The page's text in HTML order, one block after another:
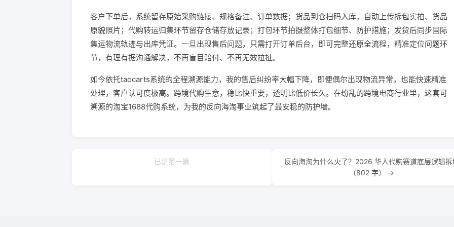
客户下单后，系统留存原始采购链接、规格备注、订单数据；货品到仓扫码入库，自动上传拆包实拍、货品
原貌照片；代购转运归集环节留存仓储存放记录；打包环节拍摄整体打包细节、防护措施；发货后同步国际
集运物流轨迹与出库凭证。一旦出现售后问题，只需打开订单后台，即可完整还原全流程，精准定位问题环
节，有理有据沟通解决，不再盲目赔付、不再无效拉扯。
如今依托taocarts系统的全程溯源能力，我的售后纠纷率大幅下降，即便偶尔出现物流异常，也能快速精准
处理，客户认可度极高。跨境代购生意，稳比快重要，透明比低价长久。在纷乱的跨境电商行业里，这套可
溯源的淘宝1688代购系统，为我的反向海淘事业筑起了最安稳的防护墙。
已是第一篇
反向海淘为什么火了？2026 华人代购赛道底层逻辑拆
（802 字） →